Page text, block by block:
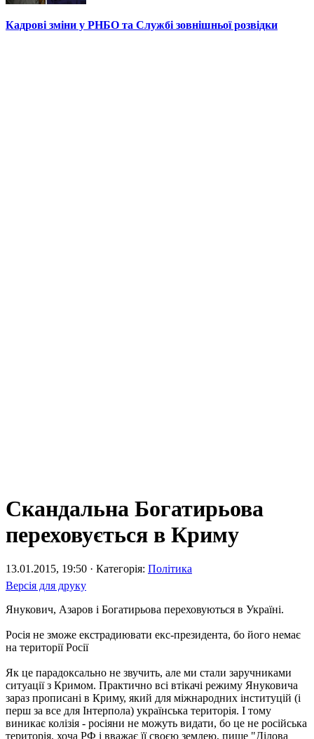
Кадрові зміни у РНБО та Службі зовнішньої розвідки
Скандальна Богатирьова
переховується в Криму
13.01.2015, 19:50 · Категорія: Політика
Версія для друку
Янукович, Азаров і Богатирьова переховуються в Україні.
Росія не зможе екстрадиювати екс-президента, бо його немає
на території Росії
Як це парадоксально не звучить, але ми стали заручниками
ситуації з Кримом. Практично всі втікачі режиму Януковича
зараз прописані в Криму, який для міжнародних інституцій (і
перш за все для Інтерпола) українська територія. І тому
виникає колізія - росіяни не можуть видати, бо це не російська
територія, хоча РФ і вважає її своєю землею, пише "Ділова